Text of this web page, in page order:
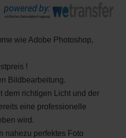
powered by:
einfache Datenübertragung
wie Adobe Photoshop,
!
Bildbearbeitung.
dem richtigen Licht und der
eine professionelle
wird.
nahezu perfektes Foto